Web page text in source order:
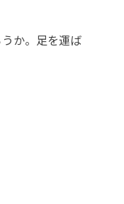
か。足を運ば